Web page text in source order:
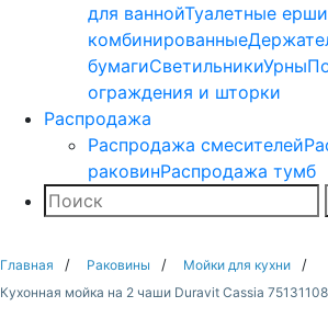
для ваннойТуалетные ерши
комбинированные
бумагиСветильникиУрны
ограждения и шторки
Распродажа
Распродажа смесителей
раковинРаспродажа тумб
Поиск
Главная Раковины
Мойки для кухни
Кухонная мойка на 2 чаши Duravit Cassia